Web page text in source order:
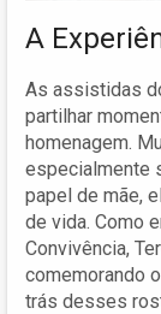
A
As assistidas
partilhar
homenagem.
especialmente
papel de mãe,
de vida. Como
Convivência,
comemorando
trás desses